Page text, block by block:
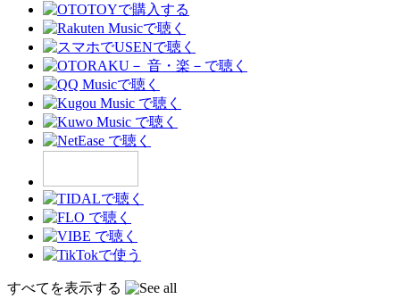
すべてを表示する